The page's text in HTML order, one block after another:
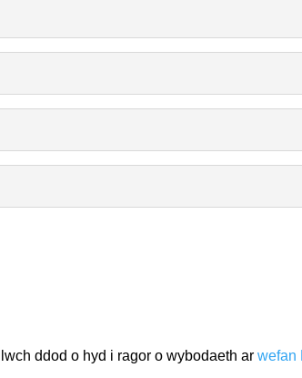
ddod o hyd i ragor o wybodaeth ar wefan